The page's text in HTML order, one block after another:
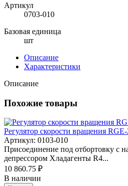
Артикул
0703-010
Базовая единица
шт
Описание
Характеристики
Описание
Похожие товары
Регулятор скорости вращения
Артикул: 0103-010
Присоединение под отбортовку с
депрессором Хладагенты R4...
10 860.75 ₽
В наличии